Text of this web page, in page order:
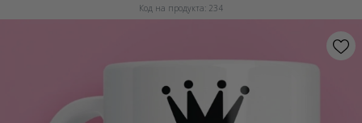
Код на продукта: 234